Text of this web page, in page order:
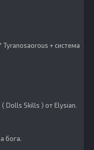
+ система
Dolls Skills ) от Elysian.
бога.